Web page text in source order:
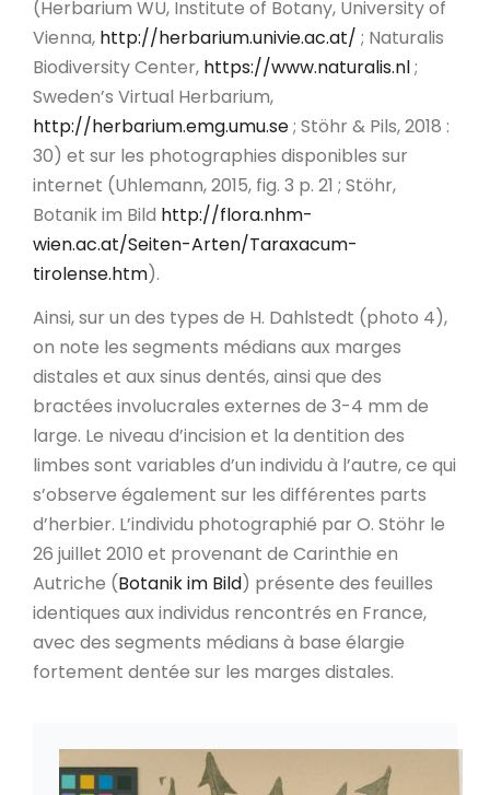
(Herbarium WU, Institute of Botany, University of
Vienna, http://herbarium.univie.ac.at/ ; Naturalis
Biodiversity Center, https://www.naturalis.nl;
Sweden’s Virtual Herbarium,
http://herbarium.emg.umu.se; Stöhr & Pils, 2018 :
30) et sur les photographies disponibles sur
internet (Uhlemann, 2015, fig. 3 p. 21 ; Stöhr,
Botanik im Bild http://flora.nhm-
wien.ac.at/Seiten-Arten/Taraxacum-
tirolense.htm).
Ainsi, sur un des types de H. Dahlstedt (photo 4),
on note les segments médians aux marges
distales et aux sinus dentés, ainsi que des
bractées involucrales externes de 3-4 mm de
large. Le niveau d’incision et la dentition des
limbes sont variables d’un individu à l’autre, ce qui
s’observe également sur les différentes parts
d’herbier. L’individu photographié par O. Stöhr le
26 juillet 2010 et provenant de Carinthie en
Autriche (Botanik im Bild) présente des feuilles
identiques aux individus rencontrés en France,
avec des segments médians à base élargie
fortement dentée sur les marges distales.